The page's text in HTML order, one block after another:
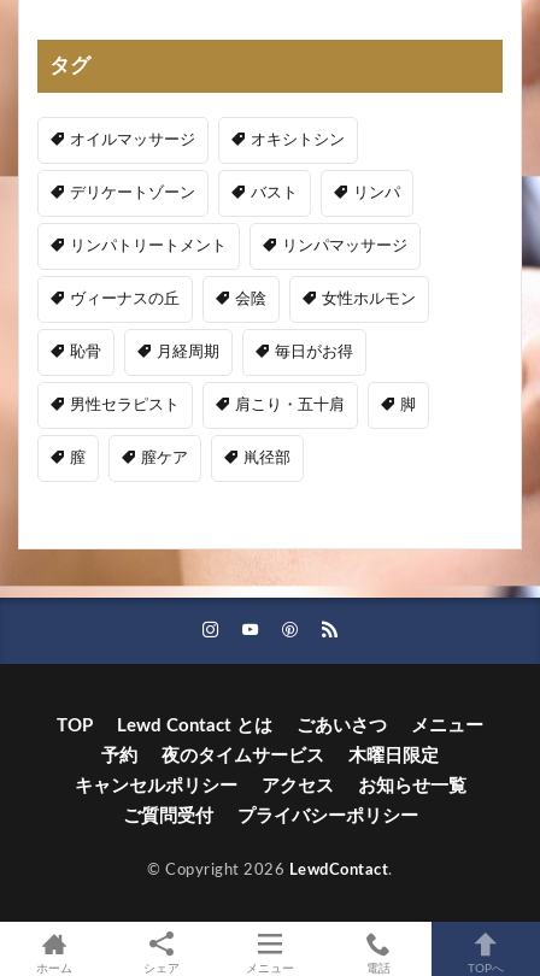
タグ
オイルマッサージ オキシトシン
デリケートゾーン バスト リンパ
リンパトリートメント リンパマッサージ
ヴィーナスの丘 会陰 女性ホルモン
恥骨 月経周期 毎日がお得
男性セラピスト 肩こり・五十肩 脚
膣 膣ケア 鼡径部
TOP Lewd Contact とは ごあいさつ
メニュー
予約
夜のタイムサービス
木曜日限定
キャンセルポリシー
アクセス
お知らせ一覧
ご質問受付
プライバシーポリシー
© Copyright 2026 LewdContact.
ホーム シェア メニュー 電話 TOPへ